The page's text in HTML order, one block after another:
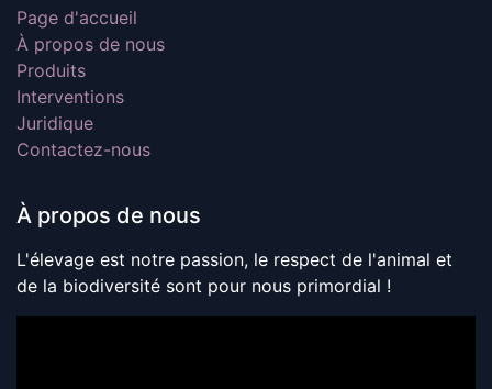
Page d'accueil
À propos de nous
Produits
Interventions
Juridique
Contactez-nous
À propos de nous
L'élevage est notre passion, le respect de l'animal et
de la biodiversité sont pour nous primordial !